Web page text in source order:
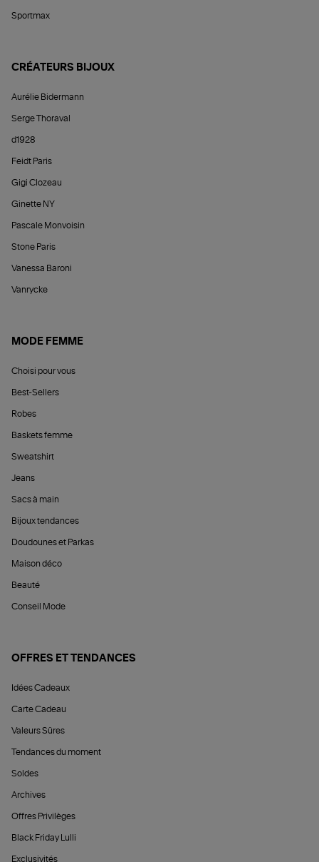
Sportmax
CRÉATEURS BIJOUX
Aurélie Bidermann
Serge Thoraval
d1928
Feidt Paris
Gigi Clozeau
Ginette NY
Pascale Monvoisin
Stone Paris
Vanessa Baroni
Vanrycke
MODE FEMME
Choisi pour vous
Best-Sellers
Robes
Baskets femme
Sweatshirt
Jeans
Sacs à main
Bijoux tendances
Doudounes et Parkas
Maison déco
Beauté
Conseil Mode
OFFRES ET TENDANCES
Idées Cadeaux
Carte Cadeau
Valeurs Sûres
Tendances du moment
Soldes
Archives
Offres Privilèges
Black Friday Lulli
Exclusivités